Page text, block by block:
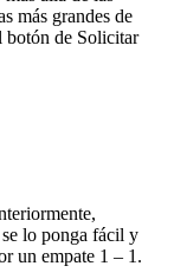
más grandes de
botón de Solicitar
lo ponga fácil y
un empate 1 – 1.